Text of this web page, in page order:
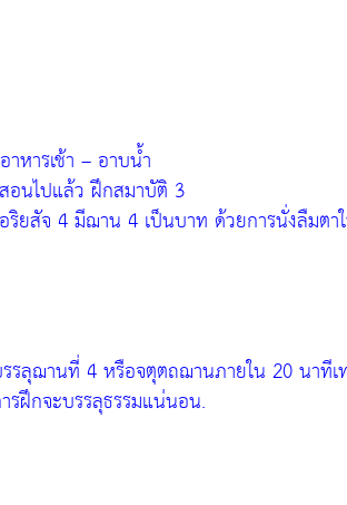
หารเช้า – อาบน้ำ
อนไปแล้ว ฝึกสมาบัติ 3
ริยสัจ 4 มีฌาน 4 เป็นบาท ด้วยการนั่งลืมตา
รลุฌานที่ 4 หรือจตุตถฌานภายใน 20 นาทีเ
ฝึกจะบรรลุธรรมแน่นอน.